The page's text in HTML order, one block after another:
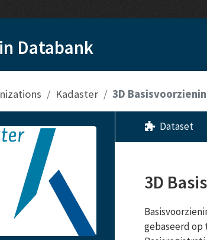
Databank
Kadaster 3D
Dataset
3D
gebaseerd op